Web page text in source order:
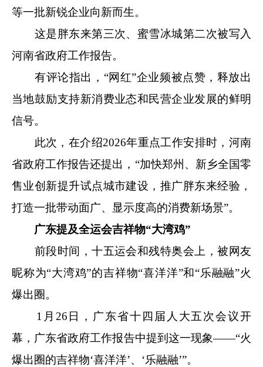
等一批新锐企业向新而生。
这是胖东来第三次、蜜雪冰城第二次被写入
河南省政府工作报告。
有评论指出，“网红”企业频被点赞，释放出
当地鼓励支持新消费业态和民营企业发展的鲜明
信号。
此次，在介绍2026年重点工作安排时，河南
省政府工作报告还提出，“加快郑州、新乡全国零
售业创新提升试点城市建设，推广胖东来经验，
打造一批带动面广、显示度高的消费新场景”。
广东提及全运会吉祥物“大湾鸡”
前段时间，十五运会和残特奥会上，被网友
昵称为“大湾鸡”的吉祥物“喜洋洋”和“乐融融”火
爆出圈。
1月26日，广东省十四届人大五次会议开
幕，广东省政府工作报告中提到这一现象——“火
爆出圈的吉祥物‘喜洋洋’、‘乐融融’”。